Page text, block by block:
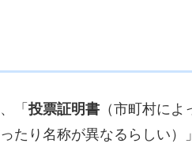
「投票証明書 （市町村によ
たり名称が異なるらしい）